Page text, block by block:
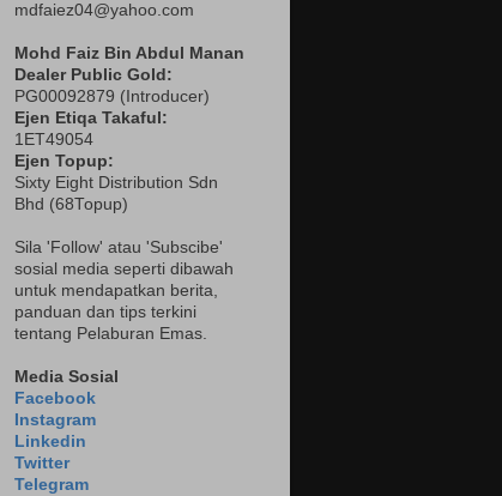
mdfaiez04@yahoo.com
Mohd Faiz Bin Abdul Manan
Dealer Public Gold:
PG00092879 ( Introducer)
Ejen Etiqa Takaful:
1ET49054
Ejen Topup:
Sixty Eight Distribution Sdn
Bhd (68Topup)
Sila 'Follow' atau 'Subscibe'
sosial media seperti dibawah
untuk mendapatkan berita,
panduan dan tips terkini
tentang Pelaburan Emas.
Media Sosial
Facebook
Instagram
Linkedin
Twitter
Telegram